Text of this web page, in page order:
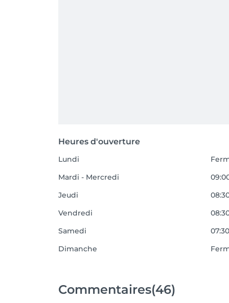
Heures d'ouverture
Lundi
Mardi - Mercredi
Jeudi
Vendredi
Samedi
Dimanche
Commentaires(46)